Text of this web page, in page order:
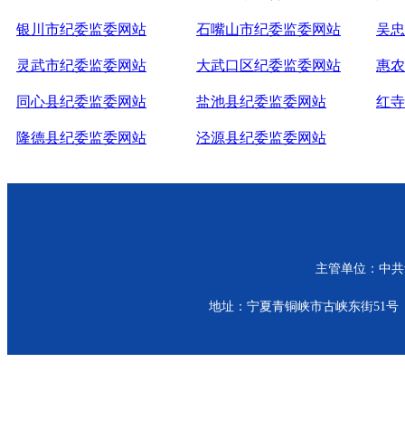
银川市纪委监委网站 石嘴山市纪委监委网站 吴
灵武市纪委监委网站 大武口区纪委监委网站 惠
同心县纪委监委网站 盐池县纪委监委网站 红
隆德县纪委监委网站 泾源县纪委监委网站
主管单位：中
地址：宁夏青铜峡市古峡东街51